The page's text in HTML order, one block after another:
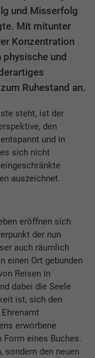
und Misserfolg
Mit mitunter
Konzentration
und
Ruhestand an.
steht, ist der
den
und in
sich nicht
auszeichnet.
eröffnen sich
der nun
auch räumlich
einen Ort gebunden
Reisen in
dabei die Seele
ist, sich den
erworbene
Form eines Buches.
sondern den neuen